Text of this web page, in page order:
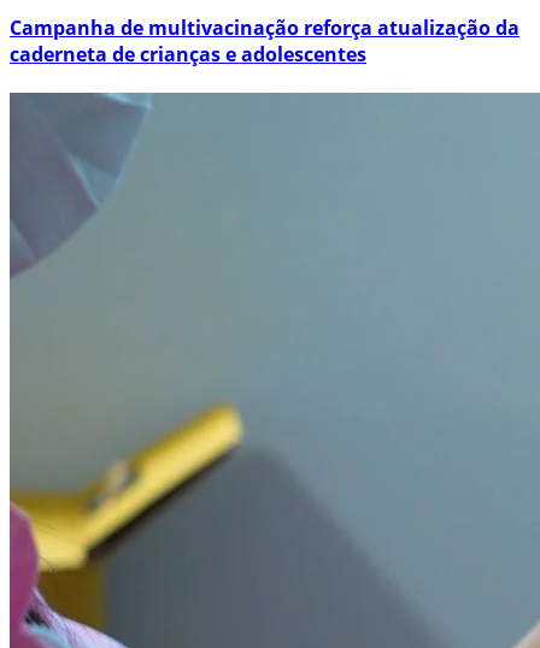
Campanha de multivacinação reforça atualização da
caderneta de crianças e adolescentes